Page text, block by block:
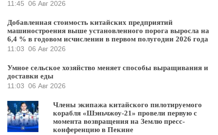
11:45 06 Авг 2026
Добавленная стоимость китайских предприятий
машиностроения выше установленного порога выросла на
6,4 % в годовом исчислении в первом полугодии 2026 года
11:03 06 Авг 2026
Умное сельское хозяйство меняет способы выращивания и
доставки еды
11:03 06 Авг 2026
Члены экипажа китайского пилотируемого
корабля «Шэньчжоу-21» провели первую с
момента возвращения на Землю пресс-
конференцию в Пекине